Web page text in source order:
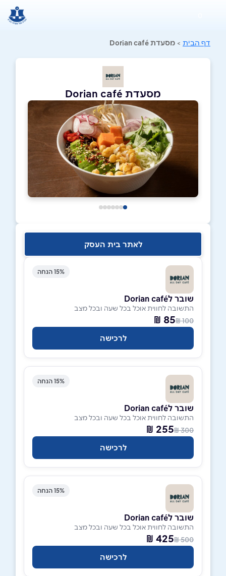
דף הבית > מסעדת Dorian café
מסעדת Dorian café
לאתר בית העסק
15% הנחה
שובר לDorian café
התשובה לחווית אוכל בכל שעה ובכל מצב
100 ₪
85 ₪
לרכישה
15% הנחה
שובר לDorian café
התשובה לחווית אוכל בכל שעה ובכל מצב
300 ₪
255 ₪
לרכישה
15% הנחה
שובר לDorian café
התשובה לחווית אוכל בכל שעה ובכל מצב
500 ₪
425 ₪
לרכישה